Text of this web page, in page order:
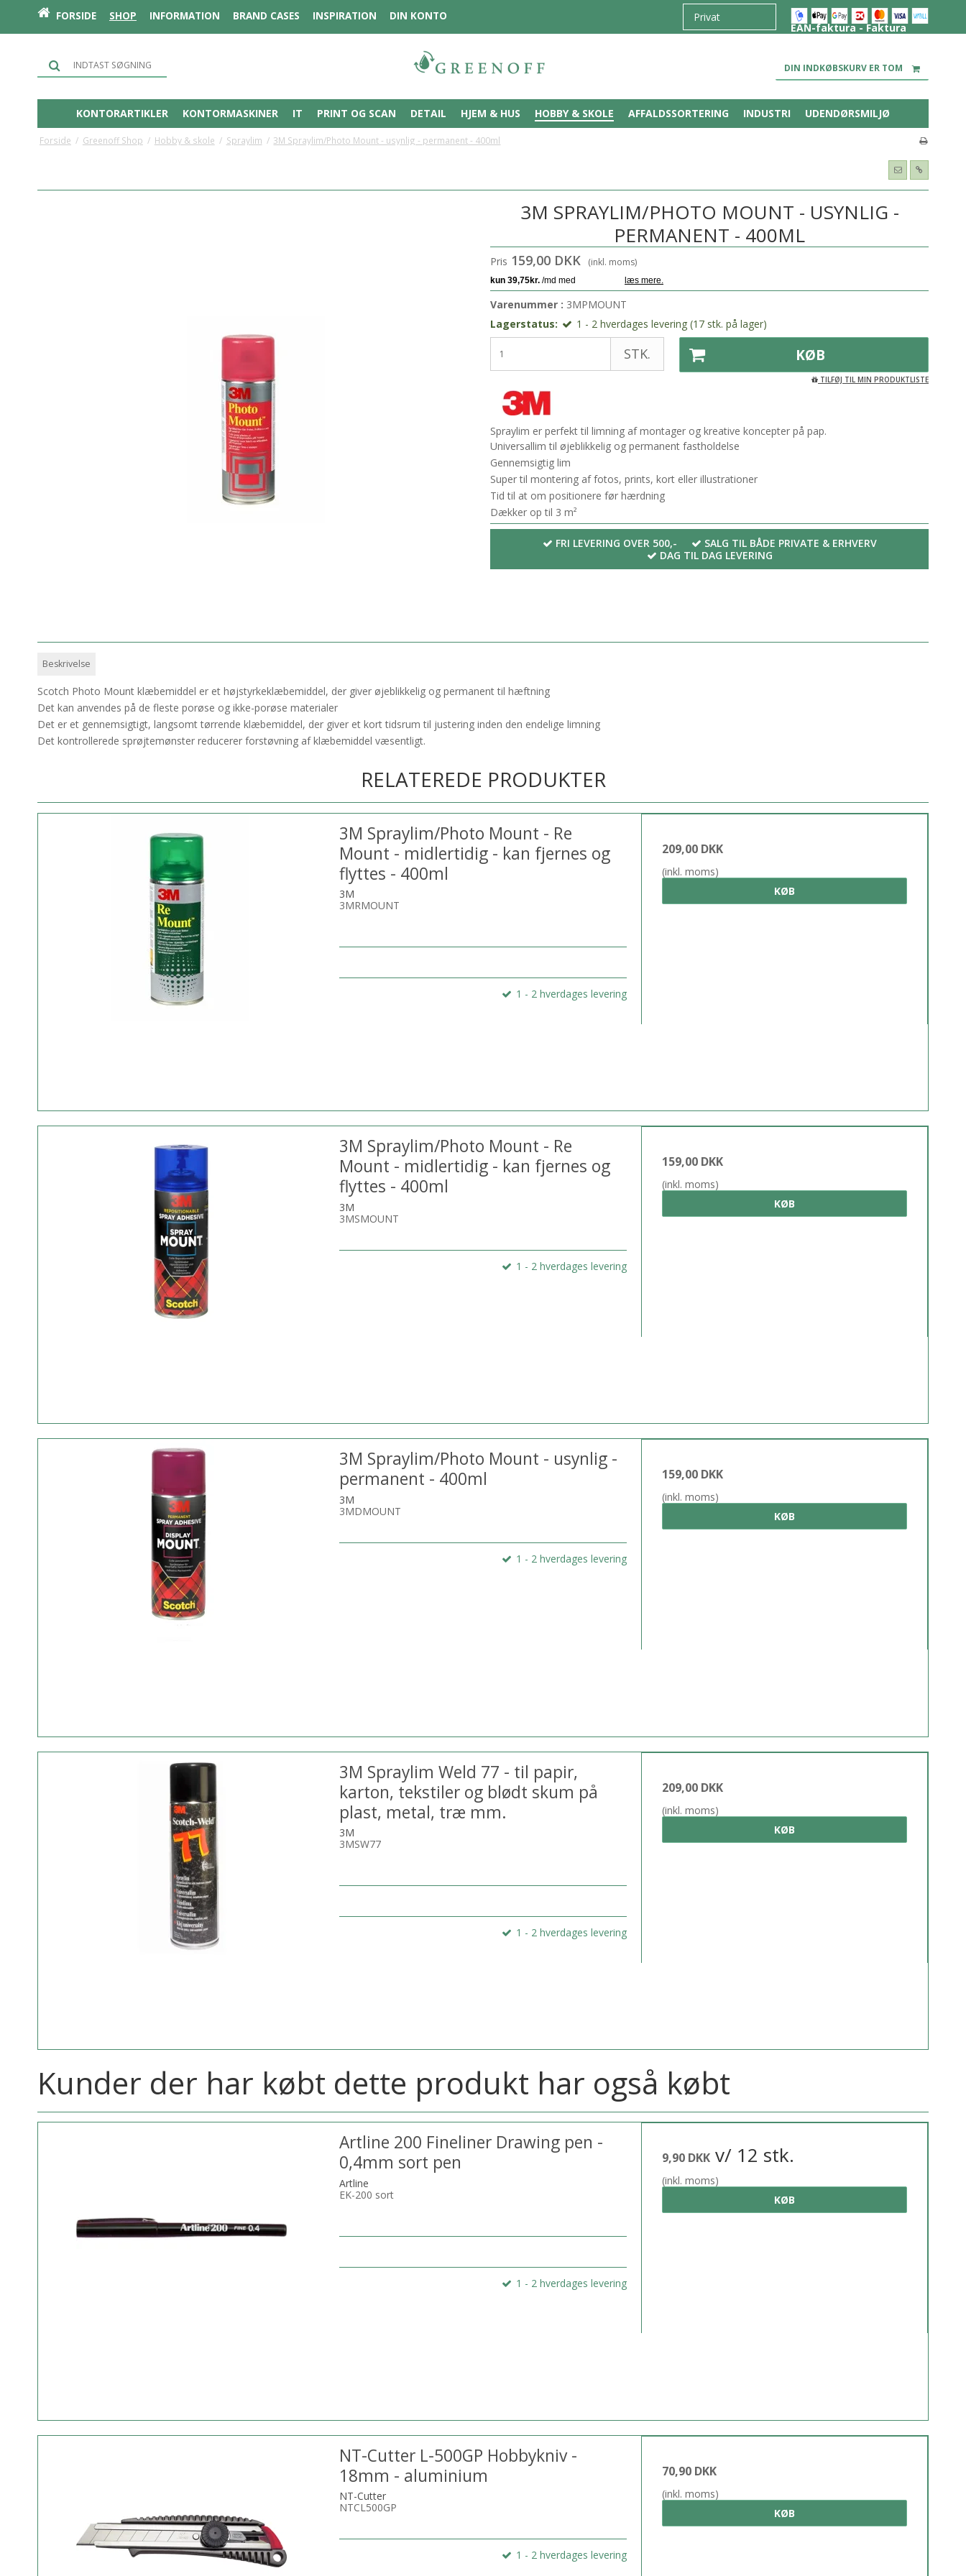
FORSIDE SHOP INFORMATION BRAND CASES INSPIRATION DIN KONTO
EAN-faktura - Faktura
DIN INDKØBSKURV ER TOM
KONTORARTIKLER KONTORMASKINER IT PRINT OG SCAN DETAIL HJEM & HUS HOBBY & SKOLE AFFALDSSORTERING INDUSTRI UDENDØRSMILJØ
Forside / Greenoff Shop / Hobby & skole / Spraylim / 3M Spraylim/Photo Mount - usynlig - permanent - 400ml
3M SPRAYLIM/PHOTO MOUNT - USYNLIG -
PERMANENT - 400ML
Pris 159,00 DKK (inkl. moms)
Varenummer : 3MPMOUNT
Lagerstatus:
1 - 2 hverdages levering (17 stk. på lager)
STK. KØB
TILFØJ TIL MIN PRODUKTLISTE
Spraylim er perfekt til limning af montager og kreative koncepter på pap.
Universallim til øjeblikkelig og permanent fastholdelse
Gennemsigtig lim
Super til montering af fotos, prints, kort eller illustrationer
Tid til at om positionere før hærdning
Dækker op til 3 m²
FRI LEVERING OVER 500,-
SALG TIL BÅDE PRIVATE & ERHVERV
DAG TIL DAG LEVERING
Beskrivelse
Scotch Photo Mount klæbemiddel er et højstyrkeklæbemiddel, der giver øjeblikkelig og permanent til hæftning
Det kan anvendes på de fleste porøse og ikke-porøse materialer
Det er et gennemsigtigt, langsomt tørrende klæbemiddel, der giver et kort tidsrum til justering inden den endelige limning
Det kontrollerede sprøjtemønster reducerer forstøvning af klæbemiddel væsentligt.
RELATEREDE PRODUKTER
3M Spraylim/Photo Mount - Re
Mount - midlertidig - kan fjernes og
flyttes - 400ml
3M
3MRMOUNT
1 - 2 hverdages levering
209,00 DKK
(inkl. moms)
KØB
3M Spraylim/Photo Mount - Re
Mount - midlertidig - kan fjernes og
flyttes - 400ml
3M
3MSMOUNT
1 - 2 hverdages levering
159,00 DKK
(inkl. moms)
KØB
3M Spraylim/Photo Mount - usynlig -
permanent - 400ml
3M
3MDMOUNT
1 - 2 hverdages levering
159,00 DKK
(inkl. moms)
KØB
3M Spraylim Weld 77 - til papir,
karton, tekstiler og blødt skum på
plast, metal, træ mm.
3M
3MSW77
1 - 2 hverdages levering
209,00 DKK
(inkl. moms)
KØB
Kunder der har købt dette produkt har også købt
Artline 200 Fineliner Drawing pen -
0,4mm sort pen
Artline
EK-200 sort
1 - 2 hverdages levering
9,90 DKKv/ 12 stk.
(inkl. moms)
KØB
NT-Cutter L-500GP Hobbykniv -
18mm - aluminium
NT-Cutter
NTCL500GP
1 - 2 hverdages levering
70,90 DKK
(inkl. moms)
KØB